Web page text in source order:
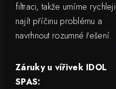
filtraci, takže umíme rychleji
najít příčinu problému a
navrhnout rozumné řešení.
Záruky u vířivek IDOL
SPAS: